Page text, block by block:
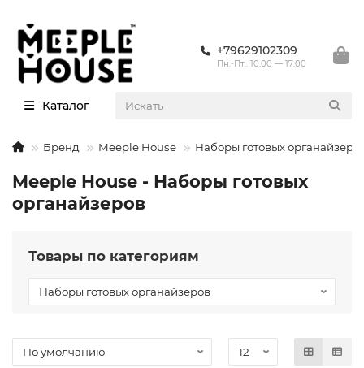
+79629102309
Пн.-Пт.: 10:00 — 17:00
Каталог
Бренд Meeple House Наборы готовых
Meeple House - Наборы готовых
органайзеров
Товары по категориям